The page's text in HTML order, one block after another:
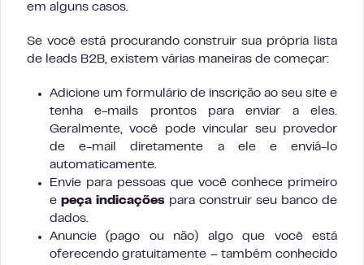
em alguns casos.
Se você está procurando construir sua própria lista
de leads B2B, existem várias maneiras de começar:
Adicione um formulário de inscrição ao seu site e
tenha e-mails prontos para enviar a eles.
Geralmente, você pode vincular seu provedor
de e-mail diretamente a ele e enviá-lo
automaticamente.
Envie para pessoas que você conhece primeiro
e peça indicações para construir seu banco de
dados.
Anuncie (pago ou não) algo que você está
oferecendo gratuitamente – também conhecido